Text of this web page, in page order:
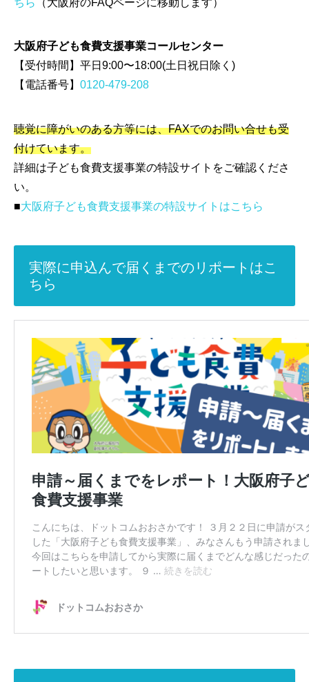
ちら （大阪府のFAQページに移動します）
大阪府子ども食費支援事業コールセンター
【受付時間】平日9:00〜18:00(土日祝日除く)
【電話番号】 0120-479-208
聴覚に障がいのある方等には、FAXでのお問い合せも受
付けています。
詳細は子ども食費支援事業の特設サイトをご確認くださ
い。
■大阪府子ども食費支援事業の特設サイトはこちら
実際に申込んで届くまでのリポートはこ
ちら